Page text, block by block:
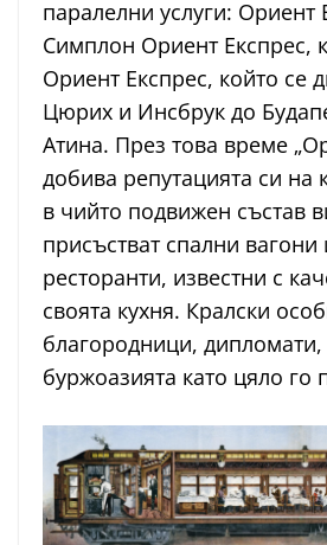
паралелни услуги: Ориент
Симплон Ориент Експрес,
Ориент Експрес, който се
Цюрих и Инсбрук до
Атина. През това време
добива репутацията си на
в чийто подвижен състав
присъстват спални вагони
ресторанти, известни с
своята кухня. Кралски
благородници,
буржоазията като цяло го